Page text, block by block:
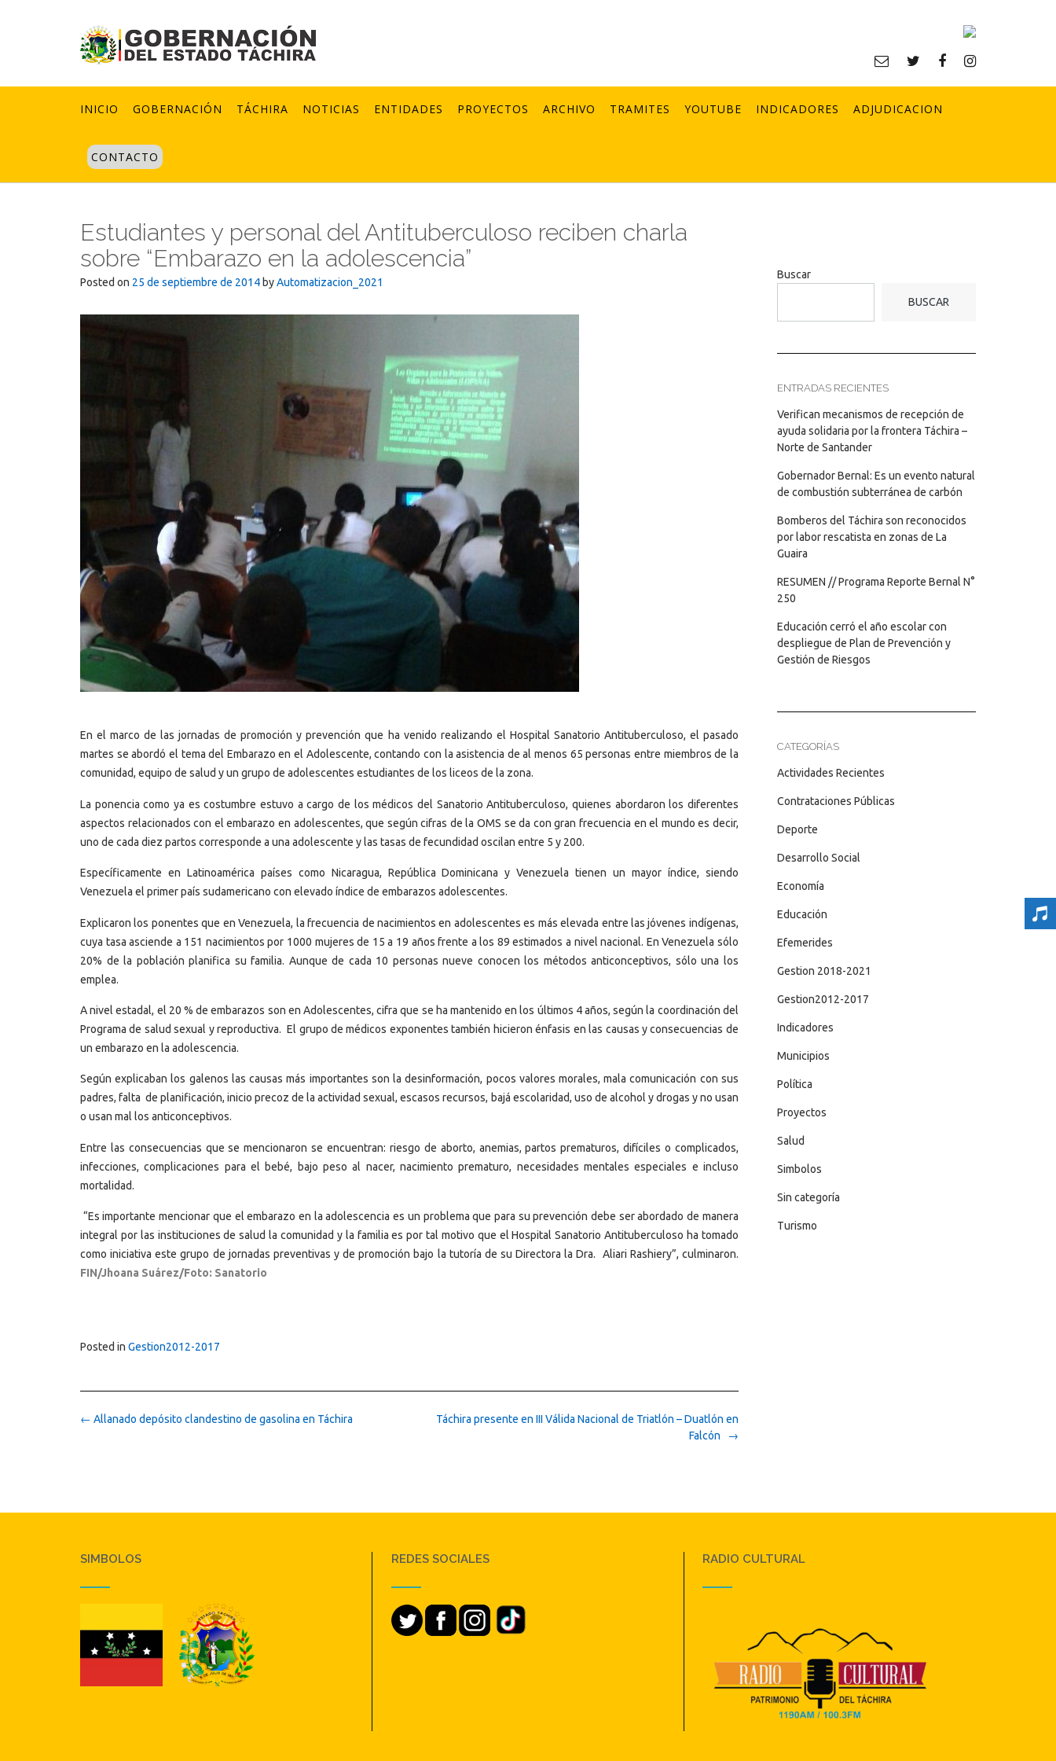
INICIO GOBERNACIÓN TÁCHIRA NOTICIAS ENTIDADES PROYECTOS ARCHIVO TRAMITES YOUTUBE INDICADORES ADJUDICACION
CONTACTO
Estudiantes y personal del Antituberculoso reciben charla
sobre “Embarazo en la adolescencia”
Posted on 25 de septiembre de 2014 byAutomatizacion_2021
En el marco de las jornadas de promoción y prevención que ha venido realizando el Hospital Sanatorio Antituberculoso, el pasado
martes se abordó el tema del Embarazo en el Adolescente, contando con la asistencia de al menos 65 personas entre miembros de la
comunidad, equipo de salud y un grupo de adolescentes estudiantes de los liceos de la zona.
La ponencia como ya es costumbre estuvo a cargo de los médicos del Sanatorio Antituberculoso, quienes abordaron los diferentes
aspectos relacionados con el embarazo en adolescentes, que según cifras de la OMS se da con gran frecuencia en el mundo es decir,
uno de cada diez partos corresponde a una adolescente y las tasas de fecundidad oscilan entre 5 y 200.
Específicamente en Latinoamérica países como Nicaragua, República Dominicana y Venezuela tienen un mayor índice, siendo
Venezuela el primer país sudamericano con elevado índice de embarazos adolescentes.
Explicaron los ponentes que en Venezuela, la frecuencia de nacimientos en adolescentes es más elevada entre las jóvenes indígenas,
cuya tasa asciende a 151 nacimientos por 1000 mujeres de 15 a 19 años frente a los 89 estimados a nivel nacional. En Venezuela sólo
20% de la población planifica su familia. Aunque de cada 10 personas nueve conocen los métodos anticonceptivos, sólo una los
emplea.
A nivel estadal, el 20 % de embarazos son en Adolescentes, cifra que se ha mantenido en los últimos 4 años, según la coordinación del
Programa de salud sexual y reproductiva. El grupo de médicos exponentes también hicieron énfasis en las causas y consecuencias de
un embarazo en la adolescencia.
Según explicaban los galenos las causas más importantes son la desinformación, pocos valores morales, mala comunicación con sus
padres, falta de planificación, inicio precoz de la actividad sexual, escasos recursos, bajá escolaridad, uso de alcohol y drogas y no usan
o usan mal los anticonceptivos.
Entre las consecuencias que se mencionaron se encuentran: riesgo de aborto, anemias, partos prematuros, difíciles o complicados,
infecciones, complicaciones para el bebé, bajo peso al nacer, nacimiento prematuro, necesidades mentales especiales e incluso
mortalidad.
“Es importante mencionar que el embarazo en la adolescencia es un problema que para su prevención debe ser abordado de manera
integral por las instituciones de salud la comunidad y la familia es por tal motivo que el Hospital Sanatorio Antituberculoso ha tomado
como iniciativa este grupo de jornadas preventivas y de promoción bajo la tutoría de su Directora la Dra. Aliari Rashiery”, culminaron.
FIN/Jhoana Suárez/Foto: Sanatorio
Posted in Gestion2012-2017
Post
Táchira presente en III Válida Nacional de Triatlón – Duatlón en
Falcón →
← Allanado depósito clandestino de gasolina en Táchira
Buscar
BUSCAR
ENTRADAS RECIENTES
Verifican mecanismos de recepción de
ayuda solidaria por la frontera Táchira –
Norte de Santander
Gobernador Bernal: Es un evento natural
de combustión subterránea de carbón
Bomberos del Táchira son reconocidos
por labor rescatista en zonas de La
Guaira
RESUMEN // Programa Reporte Bernal N°
250
Educación cerró el año escolar con
despliegue de Plan de Prevención y
Gestión de Riesgos
CATEGORÍAS
Actividades Recientes
Contrataciones Públicas
Deporte
Desarrollo Social
Economía
Educación
Efemerides
Gestion 2018-2021
Gestion2012-2017
Indicadores
Municipios
Política
Proyectos
Salud
Simbolos
Sin categoría
Turismo
SIMBOLOS REDES SOCIALES RADIO CULTURAL